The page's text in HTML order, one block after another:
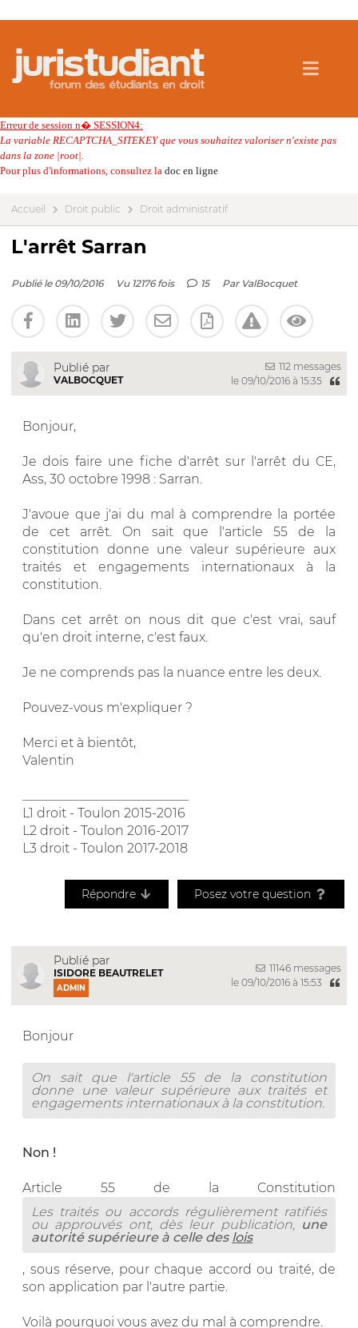
Erreur de session n� SESSION4:
La variable RECAPTCHA_SITEKEY que vous souhaitez valoriser n'existe pas
dans la zone |root|.
Pour plus d'informations, consultez la doc en ligne
Accueil Droit public Droit administratif
L'arrêt Sarran
Publié le 09/10/2016 Vu 12176 fois 15 Par ValBocquet
Publié par
VALBOCQUET
112 messages
le 09/10/2016 à 15:35
Bonjour,
Je dois faire une fiche d'arrêt sur l'arrêt du CE,
Ass, 30 octobre 1998 : Sarran.
J'avoue que j'ai du mal à comprendre la portée
de cet arrêt. On sait que l'article 55 de la
constitution donne une valeur supérieure aux
traités et engagements internationaux à la
constitution.
Dans cet arrêt on nous dit que c'est vrai, sauf
qu'en droit interne, c'est faux.
Je ne comprends pas la nuance entre les deux.
Pouvez-vous m'expliquer ?
Merci et à bientôt,
Valentin
L1 droit - Toulon 2015-2016
L2 droit - Toulon 2016-2017
L3 droit - Toulon 2017-2018
Répondre Posez votre question
Publié par
ISIDORE BEAUTRELET
ADMIN
11146 messages
le 09/10/2016 à 15:53
Bonjour
On sait que l'article 55 de la constitution
donne une valeur supérieure aux traités et
engagements internationaux à la constitution.
Non !
Article 55 de la Constitution
Les traités ou accords régulièrement ratifiés
ou approuvés ont, dès leur publication, une
autorité supérieure à celle des lois
, sous réserve, pour chaque accord ou traité, de
son application par l'autre partie.
Voilà pourquoi vous avez du mal à comprendre.